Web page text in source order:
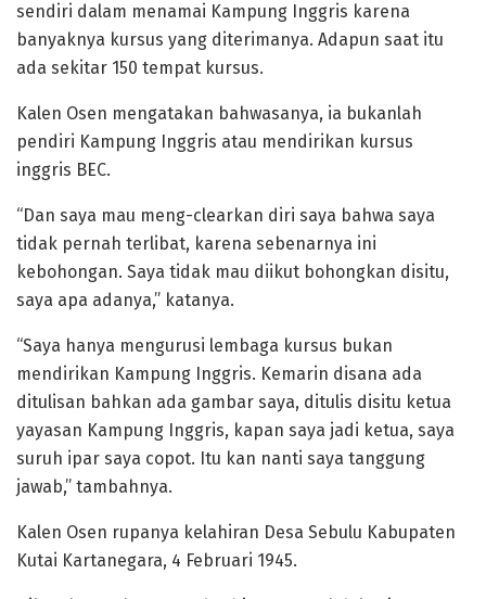
sendiri dalam menamai Kampung Inggris karena
banyaknya kursus yang diterimanya. Adapun saat itu
ada sekitar 150 tempat kursus.
Kalen Osen mengatakan bahwasanya, ia bukanlah
pendiri Kampung Inggris atau mendirikan kursus
inggris BEC.
“Dan saya mau meng-clearkan diri saya bahwa saya
tidak pernah terlibat, karena sebenarnya ini
kebohongan. Saya tidak mau diikut bohongkan disitu,
saya apa adanya,” katanya.
“Saya hanya mengurusi lembaga kursus bukan
mendirikan Kampung Inggris. Kemarin disana ada
ditulisan bahkan ada gambar saya, ditulis disitu ketua
yayasan Kampung Inggris, kapan saya jadi ketua, saya
suruh ipar saya copot. Itu kan nanti saya tanggung
jawab,” tambahnya.
Kalen Osen rupanya kelahiran Desa Sebulu Kabupaten
Kutai Kartanegara, 4 Februari 1945.